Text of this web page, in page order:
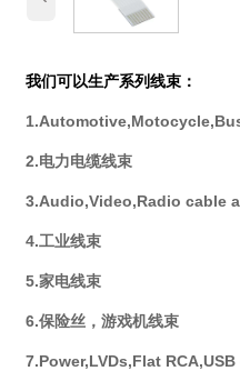
我们可以生产系列线束：
2.电力电缆线束
3.Audio,Video,Radio cable
4.工业线束
5.家电线束
6.保险丝，游戏机线束
7.Power,LVDs,Flat